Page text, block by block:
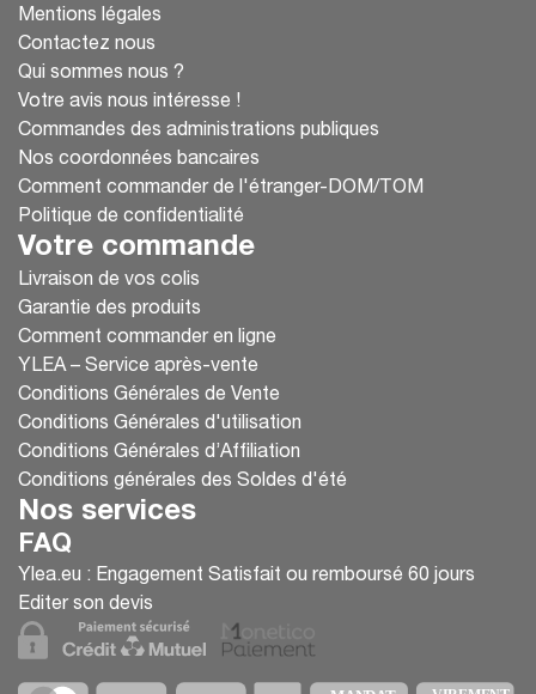
Mentions légales
Contactez nous
Qui sommes nous ?
Votre avis nous intéresse !
Commandes des administrations publiques
Nos coordonnées bancaires
Comment commander de l'étranger-DOM/TOM
Politique de confidentialité
Votre commande
Livraison de vos colis
Garantie des produits
Comment commander en ligne
YLEA – Service après-vente
Conditions Générales de Vente
Conditions Générales d'utilisation
Conditions Générales d’Affiliation
Conditions générales des Soldes d'été
Nos services
FAQ
Ylea.eu : Engagement Satisfait ou remboursé 60 jours
Editer son devis